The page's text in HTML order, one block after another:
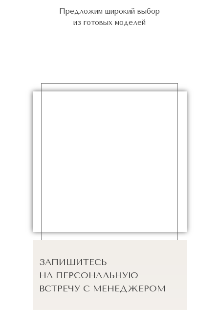
Предложим широкий выбор
из готовых моделей
ЗАПИШИТЕСЬ
НА ПЕРСОНАЛЬНУЮ
ВСТРЕЧУ С МЕНЕДЖЕРОМ